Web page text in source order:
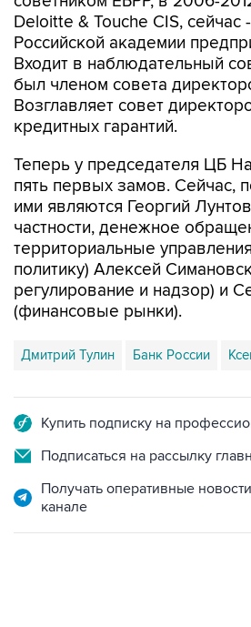
Российской академии
Входит в наблюдательный
был членом совета
Возглавляет совет
кредитных гарантий.
Теперь у председателя ЦБ
ими являются Георгий
частности, денежное
территориальные
политику) Алексей
регулирование и надзор) и
(финансовые рынки).
Дмитрий Тулин Банк России
Подписаться на рассылку
Получать оперативные